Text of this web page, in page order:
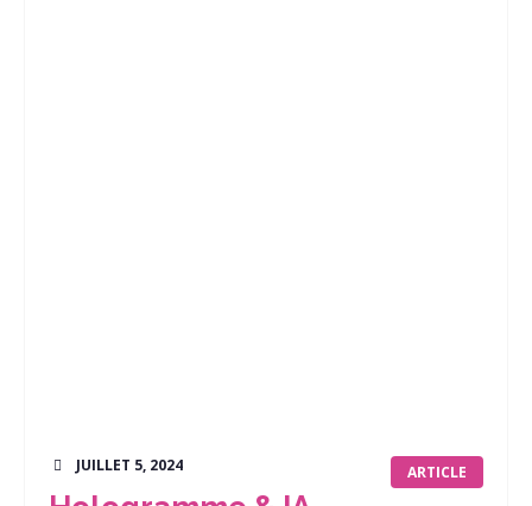
ARTICLE
JUILLET 5, 2024